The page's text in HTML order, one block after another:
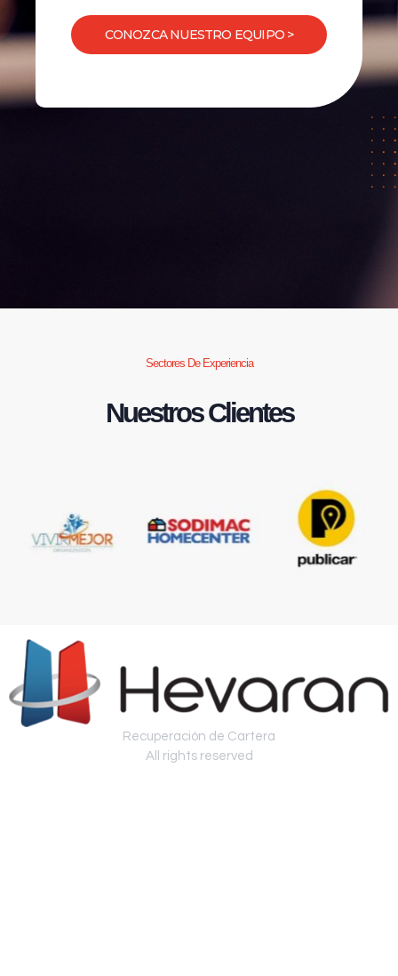
CONOZCA NUESTRO EQUIPO >
Sectores De Experiencia
Nuestros Clientes
Recuperación de Cartera
All rights reserved